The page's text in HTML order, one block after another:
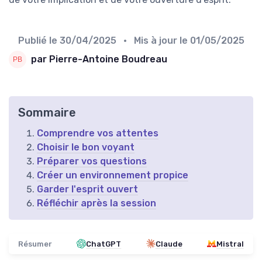
Publié le 30/04/2025 • Mis à jour le 01/05/2025
par Pierre-Antoine Boudreau
Sommaire
Comprendre vos attentes
Choisir le bon voyant
Préparer vos questions
Créer un environnement propice
Garder l'esprit ouvert
Réfléchir après la session
Résumer ChatGPT Claude Mistral